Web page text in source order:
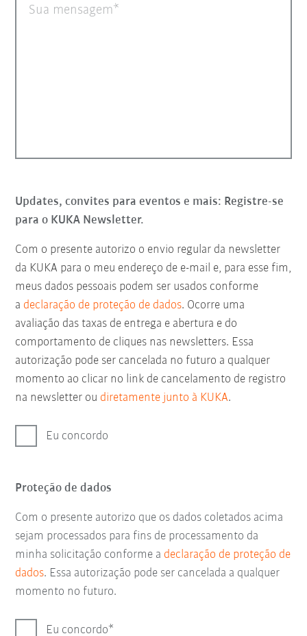
Sua mensagem
Updates, convites para eventos e mais: Registre-se
para o KUKA Newsletter.
Com o presente autorizo o envio regular da newsletter
da KUKA para o meu endereço de e-mail e, para esse fim,
meus dados pessoais podem ser usados conforme
a declaração de proteção de dados. Ocorre uma
avaliação das taxas de entrega e abertura e do
comportamento de cliques nas newsletters. Essa
autorização pode ser cancelada no futuro a qualquer
momento ao clicar no link de cancelamento de registro
na newsletter ou diretamente junto à KUKA.
Eu concordo
Proteção de dados
Com o presente autorizo que os dados coletados acima
sejam processados para fins de processamento da
minha solicitação conforme a declaração de proteção de
dados. Essa autorização pode ser cancelada a qualquer
momento no futuro.
Eu concordo